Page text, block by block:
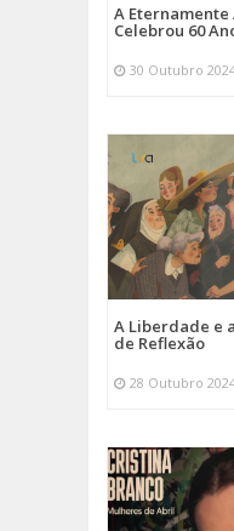
A
Celebrou 60
30 Outubro
A Liberdade e
de Reflexão
28 Outubro